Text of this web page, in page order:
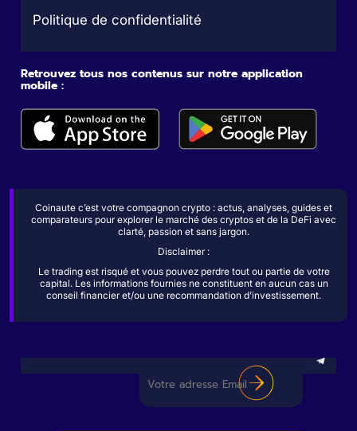
Politique de confidentialité
Retrouvez tous nos contenus sur notre application
mobile :
Coinaute c’est votre compagnon crypto : actus, analyses, guides et
comparateurs pour explorer le marché des cryptos et de la DeFi avec
clarté, passion et sans jargon.
Disclaimer :
Le trading est risqué et vous pouvez perdre tout ou partie de votre
capital. Les informations fournies ne constituent en aucun cas un
conseil financier et/ou une recommandation d’investissement.